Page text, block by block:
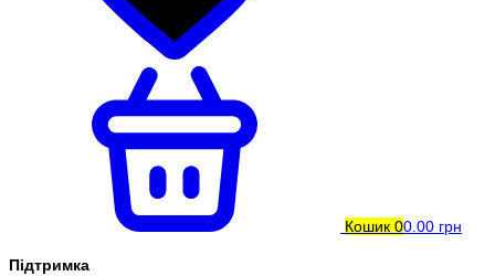
Кошик 00.00 грн
Підтримка